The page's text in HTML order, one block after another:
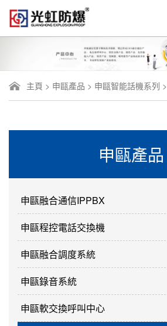
主頁 > 申甌產品 > 申甌智能話機系列 >
申甌產品
申甌融合通信IPPBX
申甌程控電話交換機
申甌融合調度系統
申甌錄音系統
申甌軟交換呼叫中心